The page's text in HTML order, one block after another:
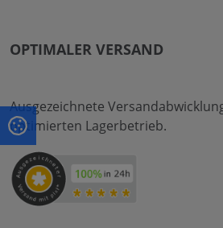
OPTIMALER VERSAND
Ausgezeichnete
optimierten Lagerbetrieb.